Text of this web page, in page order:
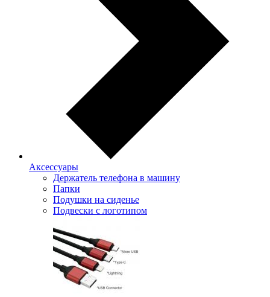
Аксессуары
Держатель телефона в машину
Папки
Подушки на сиденье
Подвески с логотипом